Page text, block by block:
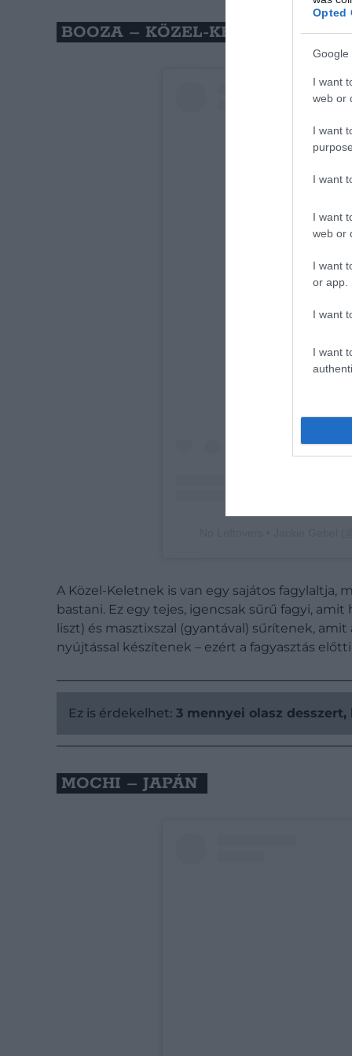
Opted
Google
I want
web or
I want
I want
I want
web or
I want
or app.
I want
I want
BOOZA – KÖZEL-KELET
A Közel-Keletnek is van egy sajátos fagylaltja,
bastani. Ez egy tejes, igencsak sűrű fagyi,
liszt) és masztixszal (gyantával) sűrítenek,
nyújtással készítenek – ezért a fagyasztás
Ez is érdekelhet: 3 mennyei olasz
MOCHI – JAPÁN